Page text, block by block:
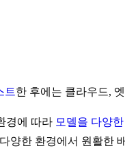
트한 후에는 클라우드,
경에 따라 모델을 다양
양한 환경에서 원활한